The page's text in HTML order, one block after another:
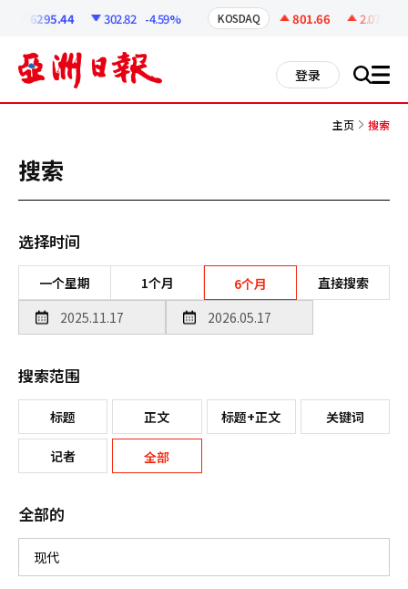
6295.44 302.82 -4.59% KOSDAQ 801.66 2.07
登录 搜 all
主页 搜索
搜索
选择时间
一个星期 1个月 6个月 直接搜索
搜索范围
标题 正文 标题+正文 关键词
记者 全部
全部的